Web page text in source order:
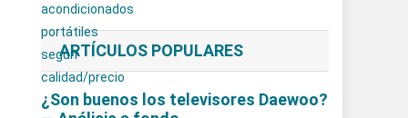
ARTÍCULOS POPULARES
¿Son buenos los televisores Daewoo?